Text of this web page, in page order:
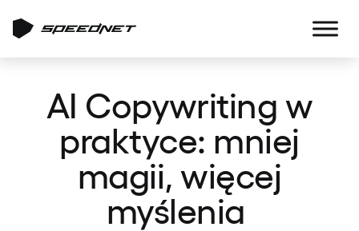
AI Copywriting w
praktyce: mniej
magii, więcej
myślenia